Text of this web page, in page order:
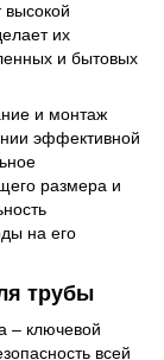
высокой
их
и бытовых
и монтаж
эффективной
размера и
на его
трубы
– ключевой
всей